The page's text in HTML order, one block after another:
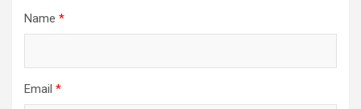
Name *
Email *